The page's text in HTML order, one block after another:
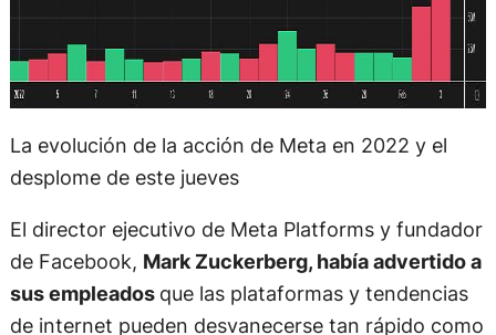
La evolución de la acción de Meta en 2022 y el
desplome de este jueves
El director ejecutivo de Meta Platforms y fundador
de Facebook, Mark Zuckerberg, había advertido a
sus empleados que las plataformas y tendencias
de internet pueden desvanecerse tan rápido como